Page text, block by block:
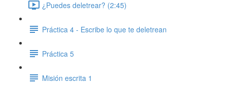
¿Puedes deletrear? (2:45)
Práctica 4 - Escribe lo que te deletrean
Práctica 5
Misión escrita 1